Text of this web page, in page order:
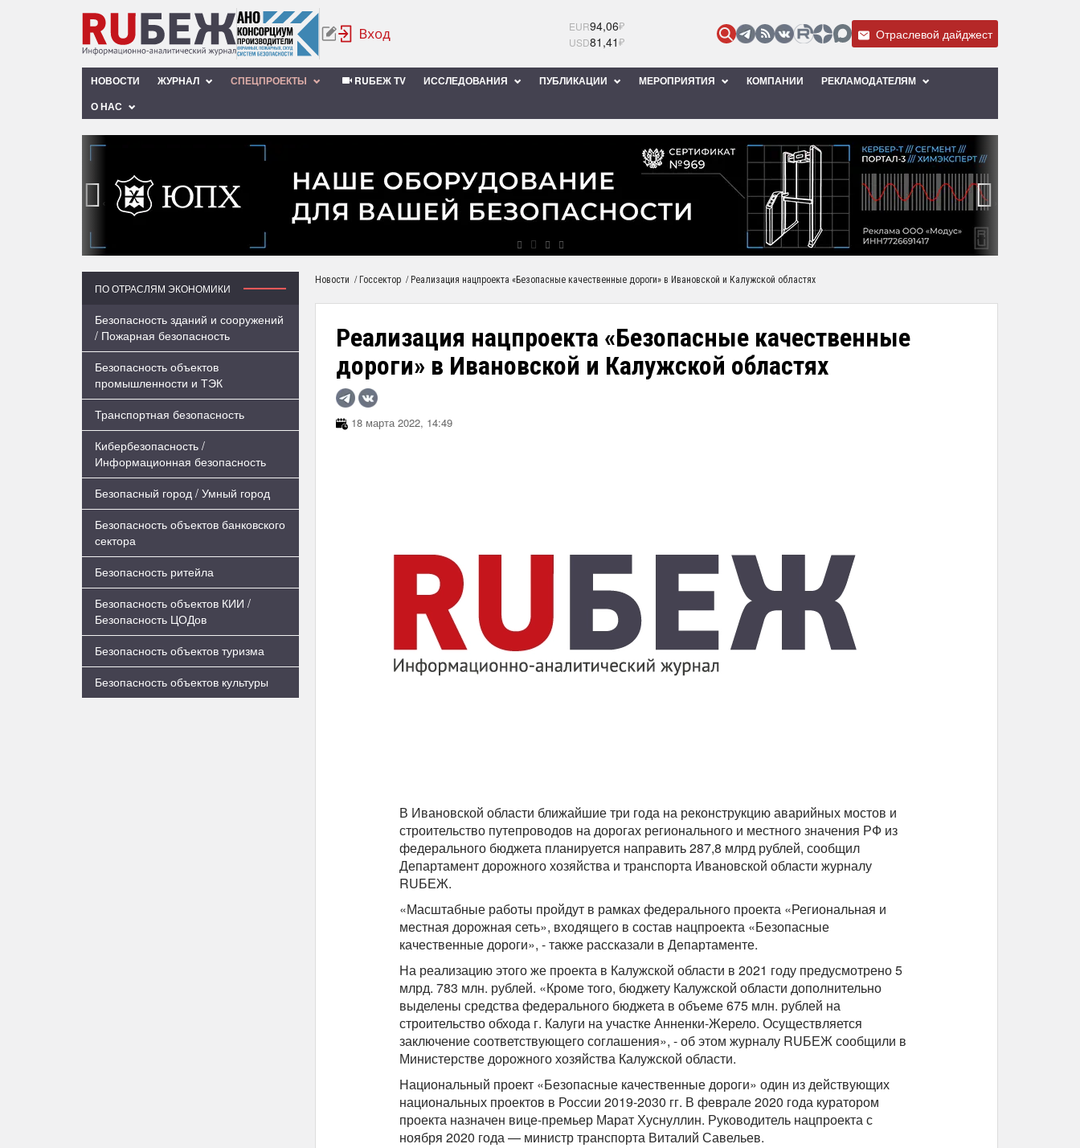
EUR94,06₽
USD81,41₽ Отраслевой дайджест
НОВОСТИ ЖУРНАЛ СПЕЦПРОЕКТЫ RUБЕЖ TV ИССЛЕДОВАНИЯ ПУБЛИКАЦИИ МЕРОПРИЯТИЯ КОМПАНИИ
РЕКЛАМОДАТЕЛЯМ
О НАС
‹
ПО ОТРАСЛЯМ ЭКОНОМИКИ
Безопасность зданий и сооружений
/ Пожарная безопасность
Безопасность объектов
промышленности и ТЭК
Транспортная безопасность
Кибербезопасность /
Информационная безопасность
Безопасный город / Умный город
Безопасность объектов банковского
сектора
Безопасность ритейла
Безопасность объектов КИИ /
Безопасность ЦОДов
Безопасность объектов туризма
Безопасность объектов культуры
Новости / Госсектор / Реализация нацпроекта «Безопасные качественные дороги» в Ивановской и Калужской областях
Реализация нацпроекта «Безопасные качественные
дороги» в Ивановской и Калужской областях
18 марта 2022, 14:49
В Ивановской области ближайшие три года на реконструкцию аварийных мостов и
строительство путепроводов на дорогах регионального и местного значения РФ из
федерального бюджета планируется направить 287,8 млрд рублей, сообщил
Департамент дорожного хозяйства и транспорта Ивановской области журналу
RUБЕЖ.
«Масштабные работы пройдут в рамках федерального проекта «Региональная и
местная дорожная сеть», входящего в состав нацпроекта «Безопасные
качественные дороги», - также рассказали в Департаменте.
На реализацию этого же проекта в Калужской области в 2021 году предусмотрено 5
млрд. 783 млн. рублей. «Кроме того, бюджету Калужской области дополнительно
выделены средства федерального бюджета в объеме 675 млн. рублей на
строительство обхода г. Калуги на участке Анненки-Жерело. Осуществляется
заключение соответствующего соглашения», - об этом журналу RUБЕЖ сообщили в
Министерстве дорожного хозяйства Калужской области.
Национальный проект «Безопасные качественные дороги» один из действующих
национальных проектов в России 2019-2030 гг. В феврале 2020 года куратором
проекта назначен вице-премьер Марат Хуснуллин. Руководитель нацпроекта с
ноября 2020 года — министр транспорта Виталий Савельев.